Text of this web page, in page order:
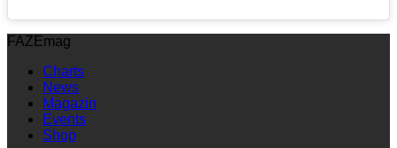
FAZEmag
Charts
News
Magazin
Events
Shop